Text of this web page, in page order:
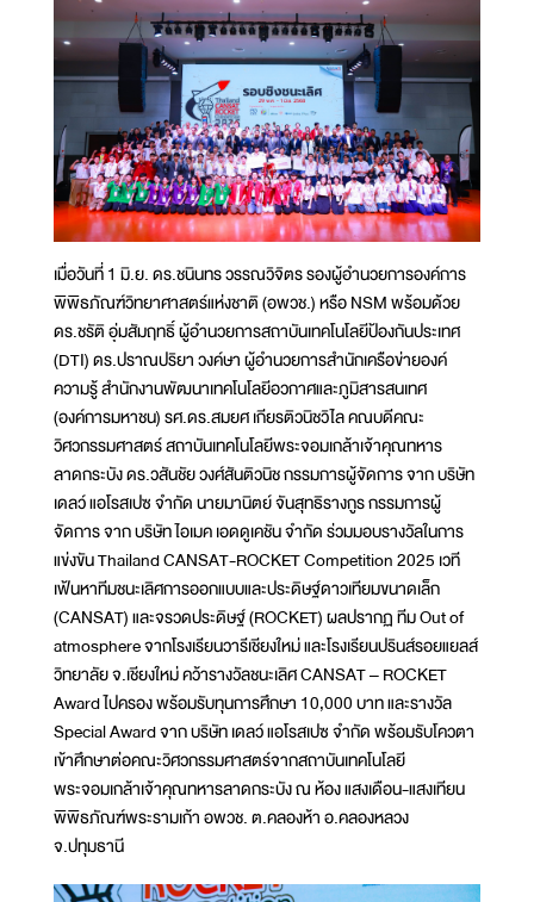
เมื่อวันที่ 1 มิ.ย. ดร.ชนินทร วรรณวิจิตร รองผู้อำนวยการองค์การ
พิพิธภัณฑ์วิทยาศาสตร์แห่งชาติ (อพวช.) หรือ NSM พร้อมด้วย
ดร.ชรัติ อุ่มสัมฤทธิ์ ผู้อำนวยการสถาบันเทคโนโลยีป้องกันประเทศ
(DTI) ดร.ปราณปริยา วงค์ษา ผู้อำนวยการสำนักเครือข่ายองค์
ความรู้ สำนักงานพัฒนาเทคโนโลยีอวกาศและภูมิสารสนเทศ
(องค์การมหาชน) รศ.ดร.สมยศ เกียรติวนิชวิไล คณบดีคณะ
วิศวกรรมศาสตร์ สถาบันเทคโนโลยีพระจอมเกล้าเจ้าคุณทหาร
ลาดกระบัง ดร.วสันชัย วงศ์สันติวนิช กรรมการผู้จัดการ จาก บริษัท
เดลว์ แอโรสเปซ จำกัด นายมานิตย์ จันสุทธิรางกูร กรรมการผู้
จัดการ จาก บริษัท ไอเมค เอดดูเคชัน จำกัด ร่วมมอบรางวัลในการ
แข่งขัน Thailand CANSAT-ROCKET Competition 2025 เวที
เฟ้นหาทีมชนะเลิศการออกแบบและประดิษฐ์ดาวเทียมขนาดเล็ก
(CANSAT) และจรวดประดิษฐ์ (ROCKET) ผลปรากฏ ทีม Out of
atmosphere จากโรงเรียนวารีเชียงใหม่ และโรงเรียนปรินส์รอยแยลส์
วิทยาลัย จ.เชียงใหม่ คว้ารางวัลชนะเลิศ CANSAT – ROCKET
Award ไปครอง พร้อมรับทุนการศึกษา 10,000 บาท และรางวัล
Special Award จาก บริษัท เดลว์ แอโรสเปซ จำกัด พร้อมรับโควตา
เข้าศึกษาต่อคณะวิศวกรรมศาสตร์จากสถาบันเทคโนโลยี
พระจอมเกล้าเจ้าคุณทหารลาดกระบัง ณ ห้อง แสงเดือน-แสงเทียน
พิพิธภัณฑ์พระรามเก้า อพวช. ต.คลองห้า อ.คลองหลวง
จ.ปทุมธานี